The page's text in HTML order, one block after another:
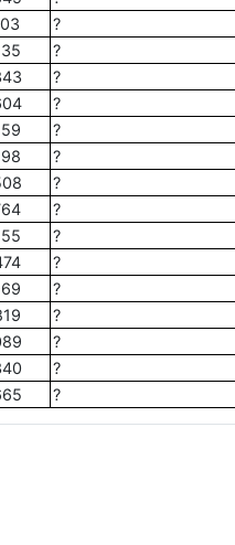
?
?
?
?
?
?
?
?
?
?
?
?
?
?
?